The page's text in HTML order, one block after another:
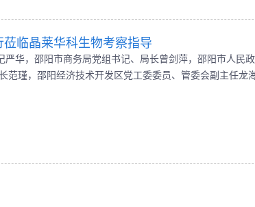
临晶莱华科生物考察指导
严华，邵阳市商务局党组书记、局长曾剑萍，邵阳市人民
范瑾，邵阳经济技术开发区党工委委员、管委会副主任